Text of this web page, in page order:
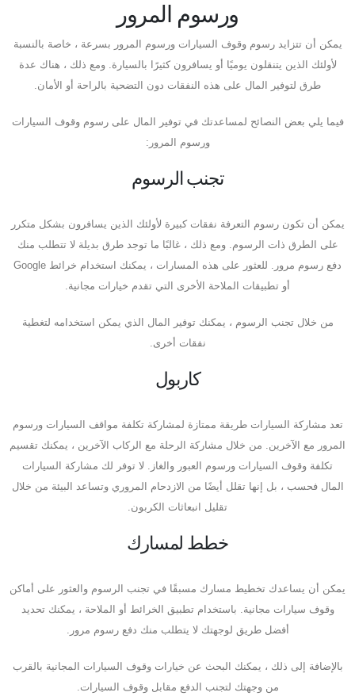
ورسوم المرور
يمكن أن تتزايد رسوم وقوف السيارات ورسوم المرور بسرعة ، خاصة بالنسبة
لأولئك الذين يتنقلون يوميًا أو يسافرون كثيرًا بالسيارة. ومع ذلك ، هناك عدة
طرق لتوفير المال على هذه النفقات دون التضحية بالراحة أو الأمان.
فيما يلي بعض النصائح لمساعدتك في توفير المال على رسوم وقوف السيارات
ورسوم المرور:
تجنب الرسوم
يمكن أن تكون رسوم التعرفة نفقات كبيرة لأولئك الذين يسافرون بشكل متكرر
على الطرق ذات الرسوم. ومع ذلك ، غالبًا ما توجد طرق بديلة لا تتطلب منك
دفع رسوم مرور. للعثور على هذه المسارات ، يمكنك استخدام خرائط Google
أو تطبيقات الملاحة الأخرى التي تقدم خيارات مجانية.
من خلال تجنب الرسوم ، يمكنك توفير المال الذي يمكن استخدامه لتغطية
نفقات أخرى.
كاربول
تعد مشاركة السيارات طريقة ممتازة لمشاركة تكلفة مواقف السيارات ورسوم
المرور مع الآخرين. من خلال مشاركة الرحلة مع الركاب الآخرين ، يمكنك تقسيم
تكلفة وقوف السيارات ورسوم العبور والغاز. لا توفر لك مشاركة السيارات
المال فحسب ، بل إنها تقلل أيضًا من الازدحام المروري وتساعد البيئة من خلال
تقليل انبعاثات الكربون.
خطط لمسارك
يمكن أن يساعدك تخطيط مسارك مسبقًا في تجنب الرسوم والعثور على أماكن
وقوف سيارات مجانية. باستخدام تطبيق الخرائط أو الملاحة ، يمكنك تحديد
أفضل طريق لوجهتك لا يتطلب منك دفع رسوم مرور.
بالإضافة إلى ذلك ، يمكنك البحث عن خيارات وقوف السيارات المجانية بالقرب
من وجهتك لتجنب الدفع مقابل وقوف السيارات.